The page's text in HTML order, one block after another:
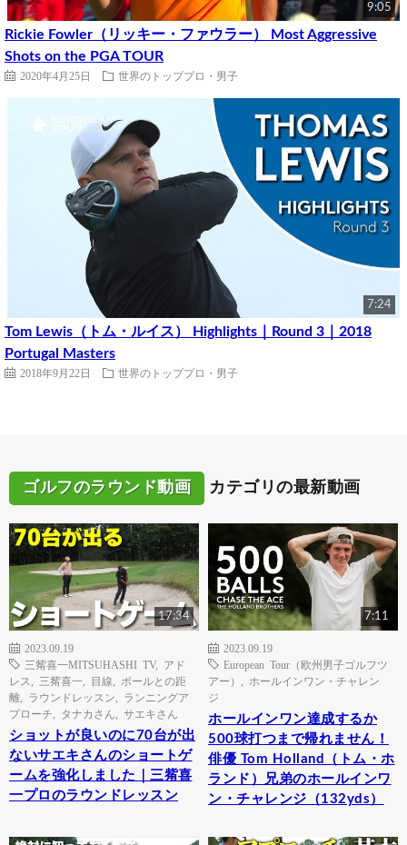
9:05
Rickie Fowler（リッキー・ファウラー） Most Aggressive
Shots on the PGA TOUR
2020年4月25日 世界のトッププロ・男子
7:24
Tom Lewis（トム・ルイス） Highlights｜Round 3｜2018
Portugal Masters
2018年9月22日 世界のトッププロ・男子
ゴルフのラウンド動画 カテゴリの最新動画
17:34
2023.09.19
三觜喜一MITSUHASHI TV, アド
レス
三觜喜一 目線
ボールとの距
離
ラウンドレッスン
ランニングア
プローチ
タナカさん サエキさん
ショットが良いのに70台が出
ないサエキさんのショートゲ
ームを強化しました｜三觜喜
一プロのラウンドレッスン
7:11
2023.09.19
European Tour（欧州男子ゴルフツ
アー）
ホールインワン・チャレン
ジ
ホールインワン達成するか
500球打つまで帰れません！
俳優 Tom Holland（トム・ホ
ランド）兄弟のホールインワ
ン・チャレンジ（132yds）